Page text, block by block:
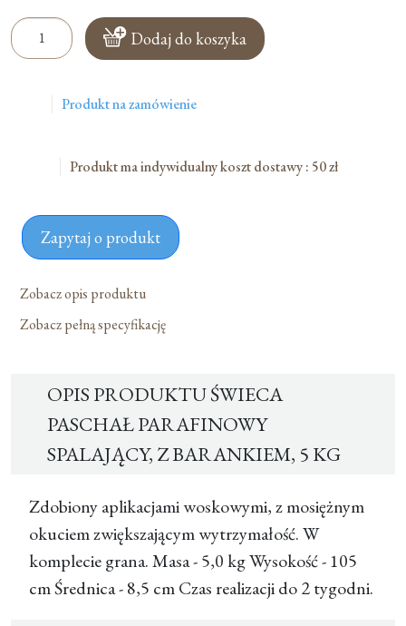
ilość
Świeca
Parafinowy
Spalający,
Barankiem,
Dodaj do koszyka
Produkt na zamówienie
Produkt ma indywidualny koszt dostawy : 50 zł
Zapytaj o produkt
Zobacz opis produktu
Zobacz pełną specyfikację
OPIS PRODUKTU ŚWIECA
PASCHAŁ PARAFINOWY
SPALAJĄCY, Z BARANKIEM, 5 KG
Zdobiony aplikacjami woskowymi, z mosiężnym
okuciem zwiększającym wytrzymałość. W
komplecie grana. Masa - 5,0 kg Wysokość - 105
cm Średnica - 8,5 cm Czas realizacji do 2 tygodni.